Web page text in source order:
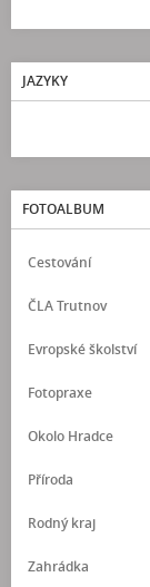
JAZYKY
FOTOALBUM
Cestování
ČLA Trutnov
Evropské školství
Fotopraxe
Okolo Hradce
Příroda
Rodný kraj
Zahrádka